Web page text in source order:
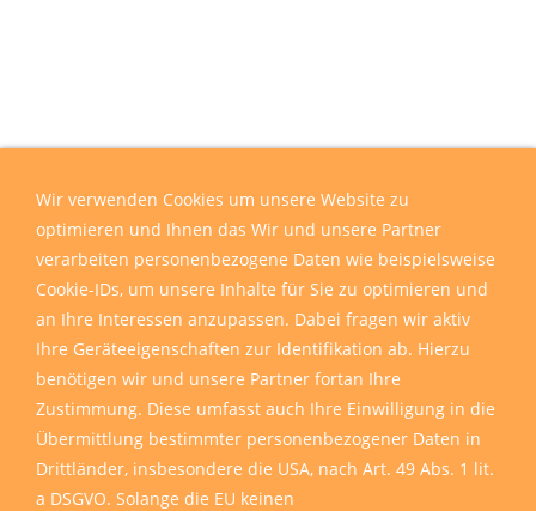
Wir verwenden Cookies um unsere Website zu
optimieren und Ihnen das Wir und unsere Partner
verarbeiten personenbezogene Daten wie beispielsweise
Cookie-IDs, um unsere Inhalte für Sie zu optimieren und
an Ihre Interessen anzupassen. Dabei fragen wir aktiv
Ihre Geräteeigenschaften zur Identifikation ab. Hierzu
benötigen wir und unsere Partner fortan Ihre
Zustimmung. Diese umfasst auch Ihre Einwilligung in die
Übermittlung bestimmter personenbezogener Daten in
Drittländer, insbesondere die USA, nach Art. 49 Abs. 1 lit.
a DSGVO. Solange die EU keinen